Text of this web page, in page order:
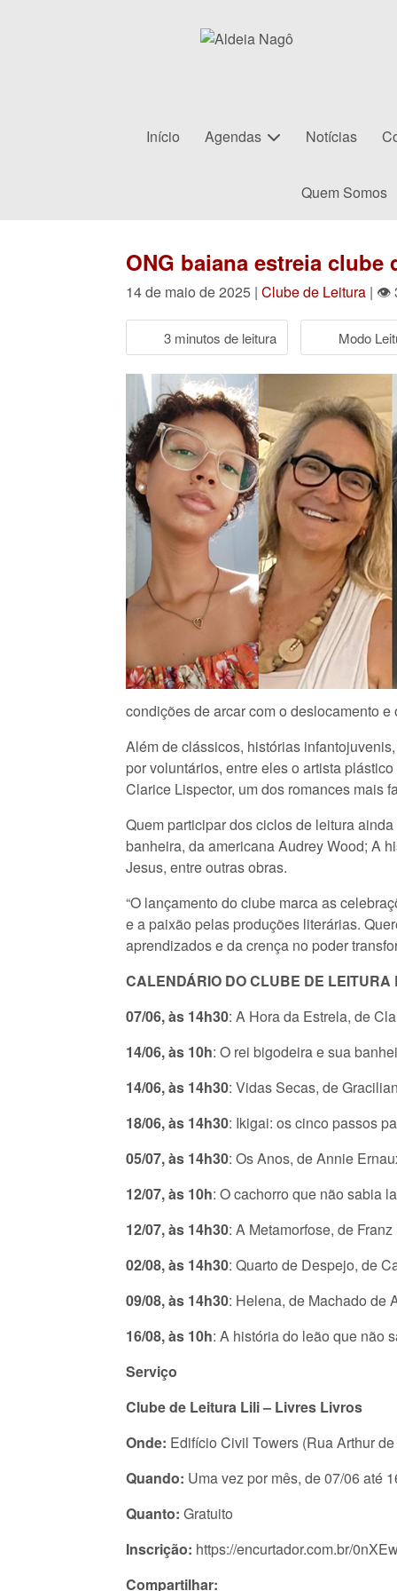
Início Agendas Notícias
Quem Somos
ONG baiana estreia
14 de maio de 2025 | Clube de Leitura | 👁
3 minutos de leitura Modo
condições de arcar com o deslocamento
Além de clássicos, histórias
por voluntários, entre eles o artista
Clarice Lispector, um dos romances mais
Quem participar dos ciclos de leitura
banheira, da americana Audrey Wood; A
Jesus, entre outras obras.
“O lançamento do clube marca as
e a paixão pelas produções literárias.
aprendizados e da crença no poder
CALENDÁRIO DO CLUBE DE LEITURA
07/06, às 14h30: A Hora da Estrela, de
14/06, às 10h: O rei bigodeira e sua
14/06, às 14h30: Vidas Secas, de
18/06, às 14h30: Ikigai: os cinco passos
05/07, às 14h30: Os Anos, de Annie
12/07, às 10h: O cachorro que não sabia
12/07, às 14h30: A Metamorfose, de
02/08, às 14h30: Quarto de Despejo, de
09/08, às 14h30: Helena, de Machado de
16/08, às 10h: A história do leão que não
Serviço
Clube de Leitura Lili – Livres Livros
Onde: Edifício Civil Towers (Rua Arthur
Quando: Uma vez por mês, de 07/06 até
Quanto: Gratuito
Inscrição: https://encurtador.com.br/
Compartilhar: